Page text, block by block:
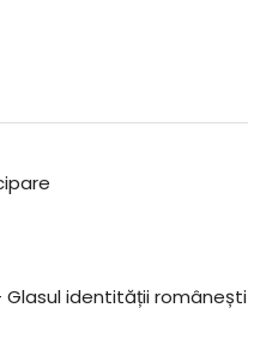
Glasul identității românești